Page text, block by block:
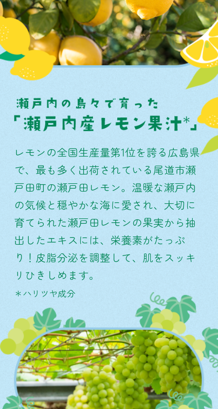
レモンの全国生産量第1位を誇る広島県
で、最も多く出荷されている尾道市瀬
戸田町の瀬戸田レモン。温暖な瀬戸内
の気候と穏やかな海に愛され、大切に
育てられた瀬戸田レモンの果実から抽
出したエキスには、栄養素がたっぷ
り！皮脂分泌を調整して、肌をスッキ
リひきしめます。
＊ハリツヤ成分